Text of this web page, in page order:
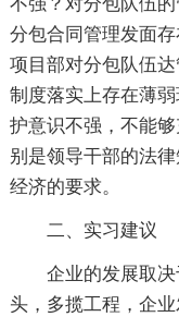
不强？对分包队伍
分包合同管理发面
项目部对分包队伍
制度落实上存在薄
护意识不强，不能
别是领导干部的法
经济的要求。
二、实习建议
企业的发展取
头，多揽工程，企